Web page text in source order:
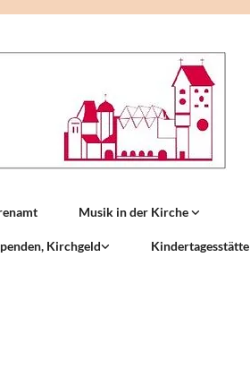
Musik in der Kirche
Kirchgeld Kindertagesstätte